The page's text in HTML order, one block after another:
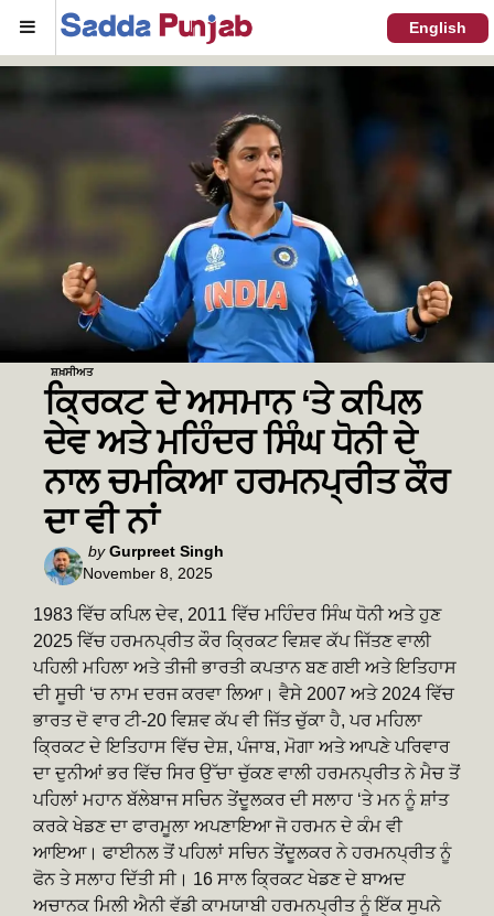
Menu English
ਸ਼ਖ਼ਸੀਅਤ
ਕ੍ਰਿਕਟ ਦੇ ਅਸਮਾਨ ‘ਤੇ ਕਪਿਲ
ਦੇਵ ਅਤੇ ਮਹਿੰਦਰ ਸਿੰਘ ਧੋਨੀ ਦੇ
ਨਾਲ ਚਮਕਿਆ ਹਰਮਨਪ੍ਰੀਤ ਕੌਰ
ਦਾ ਵੀ ਨਾਂ
Posted
by
by Gurpreet Singh
November 8, 2025
1983 ਵਿੱਚ ਕਪਿਲ ਦੇਵ, 2011 ਵਿੱਚ ਮਹਿੰਦਰ ਸਿੰਘ ਧੋਨੀ ਅਤੇ ਹੁਣ
2025 ਵਿੱਚ ਹਰਮਨਪ੍ਰੀਤ ਕੌਰ ਕ੍ਰਿਕਟ ਵਿਸ਼ਵ ਕੱਪ ਜਿੱਤਣ ਵਾਲੀ
ਪਹਿਲੀ ਮਹਿਲਾ ਅਤੇ ਤੀਜੀ ਭਾਰਤੀ ਕਪਤਾਨ ਬਣ ਗਈ ਅਤੇ ਇਤਿਹਾਸ
ਦੀ ਸੂਚੀ ‘ਚ ਨਾਮ ਦਰਜ ਕਰਵਾ ਲਿਆ। ਵੈਸੇ 2007 ਅਤੇ 2024 ਵਿੱਚ
ਭਾਰਤ ਦੋ ਵਾਰ ਟੀ-20 ਵਿਸ਼ਵ ਕੱਪ ਵੀ ਜਿੱਤ ਚੁੱਕਾ ਹੈ, ਪਰ ਮਹਿਲਾ
ਕ੍ਰਿਕਟ ਦੇ ਇਤਿਹਾਸ ਵਿੱਚ ਦੇਸ਼, ਪੰਜਾਬ, ਮੋਗਾ ਅਤੇ ਆਪਣੇ ਪਰਿਵਾਰ
ਦਾ ਦੁਨੀਆਂ ਭਰ ਵਿੱਚ ਸਿਰ ਉੱਚਾ ਚੁੱਕਣ ਵਾਲੀ ਹਰਮਨਪ੍ਰੀਤ ਨੇ ਮੈਚ ਤੋਂ
ਪਹਿਲਾਂ ਮਹਾਨ ਬੱਲੇਬਾਜ ਸਚਿਨ ਤੇਂਦੂਲਕਰ ਦੀ ਸਲਾਹ ‘ਤੇ ਮਨ ਨੂੰ ਸ਼ਾਂਤ
ਕਰਕੇ ਖੇਡਣ ਦਾ ਫਾਰਮੂਲਾ ਅਪਣਾਇਆ ਜੋ ਹਰਮਨ ਦੇ ਕੰਮ ਵੀ
ਆਇਆ। ਫਾਈਨਲ ਤੋਂ ਪਹਿਲਾਂ ਸਚਿਨ ਤੇਂਦੂਲਕਰ ਨੇ ਹਰਮਨਪ੍ਰੀਤ ਨੂੰ
ਫੋਨ ਤੇ ਸਲਾਹ ਦਿੱਤੀ ਸੀ। 16 ਸਾਲ ਕ੍ਰਿਕਟ ਖੇਡਣ ਦੇ ਬਾਅਦ
ਅਚਾਨਕ ਮਿਲੀ ਐਨੀ ਵੱਡੀ ਕਾਮਯਾਬੀ ਹਰਮਨਪ੍ਰੀਤ ਨੂੰ ਇੱਕ ਸੁਪਨੇ